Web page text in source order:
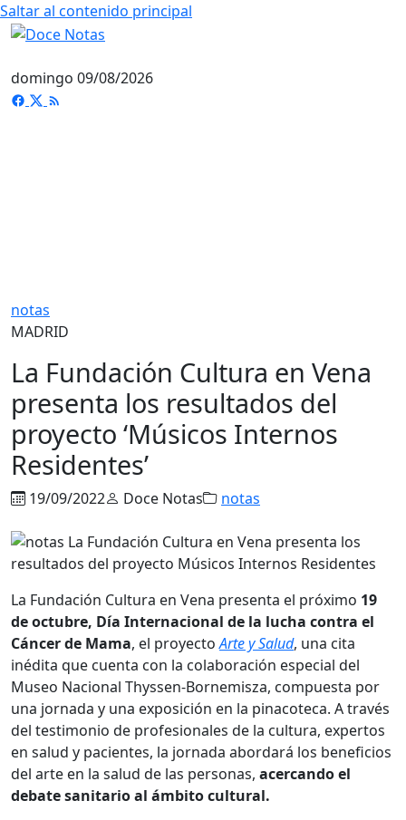
Saltar al contenido principal
domingo 09/08/2026
notas
MADRID
La Fundación Cultura en Vena
presenta los resultados del
proyecto ‘Músicos Internos
Residentes’
19/09/2022 Doce Notas notas
La Fundación Cultura en Vena presenta el próximo 19
de octubre, Día Internacional de la lucha contra el
Cáncer de Mama, el proyectoArte y Salud, una cita
inédita que cuenta con la colaboración especial del
Museo Nacional Thyssen-Bornemisza, compuesta por
una jornada y una exposición en la pinacoteca. A través
del testimonio de profesionales de la cultura, expertos
en salud y pacientes, la jornada abordará los beneficios
del arte en la salud de las personas, acercando el
debate sanitario al ámbito cultural.